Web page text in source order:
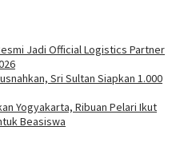
Jadi Official Logistics Partner
Sri Sultan Siapkan 1.000
Yogyakarta, Ribuan Pelari Ikut
Beasiswa